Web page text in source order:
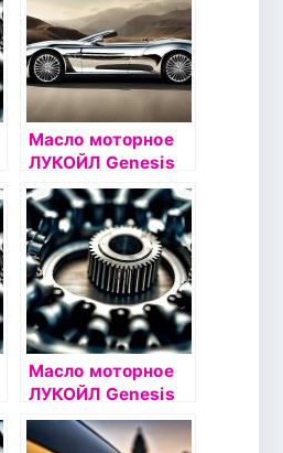
Масло моторное
ЛУКОЙЛ Genesis
GLIDETECH 5W30
4л
Масло моторное
ЛУКОЙЛ Genesis
ADVANCED 5W40
1л